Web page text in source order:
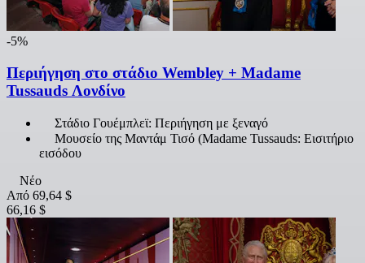
-5%
Περιήγηση στο στάδιο Wembley + Madame
Tussauds Λονδίνο
Στάδιο Γουέμπλεϊ: Περιήγηση με ξεναγό
Μουσείο της Μαντάμ Τισό (Madame Tussauds: Εισιτήριο
εισόδου
Νέο
Από 69,64 $
66,16 $